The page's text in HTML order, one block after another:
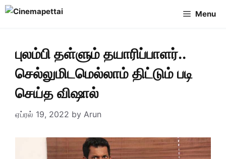
Skip
Menu
புலம்பி தள்ளும் தயாரிப்பாளர்..
செல்லுமிடமெல்லாம் திட்டும் படி
செய்த விஷால்
ஏப்ரல் 19, 2022 by Arun